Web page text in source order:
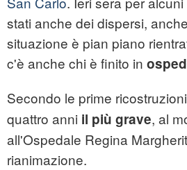
stati anche dei dispersi,
situazione è pian piano
c'è anche chi è finito in
Secondo le prime
quattro anni il più grave, al
all'Ospedale Regina
rianimazione.